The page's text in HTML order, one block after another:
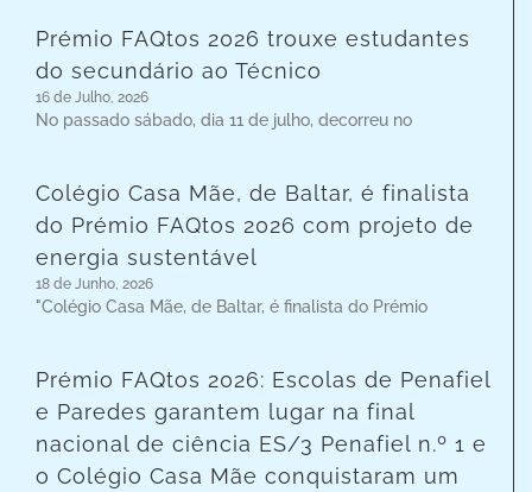
Prémio FAQtos 2026 trouxe estudantes
do secundário ao Técnico
16 de Julho, 2026
No passado sábado, dia 11 de julho, decorreu no
Colégio Casa Mãe, de Baltar, é finalista
do Prémio FAQtos 2026 com projeto de
energia sustentável
18 de Junho, 2026
"Colégio Casa Mãe, de Baltar, é finalista do Prémio
Prémio FAQtos 2026: Escolas de Penafiel
e Paredes garantem lugar na final
nacional de ciência ES/3 Penafiel n.º 1 e
o Colégio Casa Mãe conquistaram um